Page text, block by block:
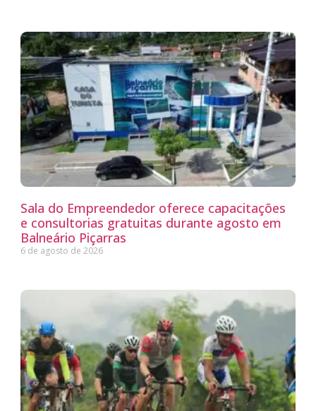
Sala do Empreendedor oferece capacitações
e consultorias gratuitas durante agosto em
Balneário Piçarras
6 de agosto de 2026